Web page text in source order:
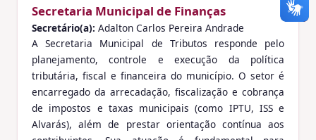
Secretaria Municipal de Finanças
Secretário(a): Adalton Carlos Pereira Andrade
A Secretaria Municipal de Tributos responde pelo
planejamento, controle e execução da política
tributária, fiscal e financeira do município. O setor é
encarregado da arrecadação, fiscalização e cobrança
de impostos e taxas municipais (como IPTU, ISS e
Alvarás), além de prestar orientação contínua aos